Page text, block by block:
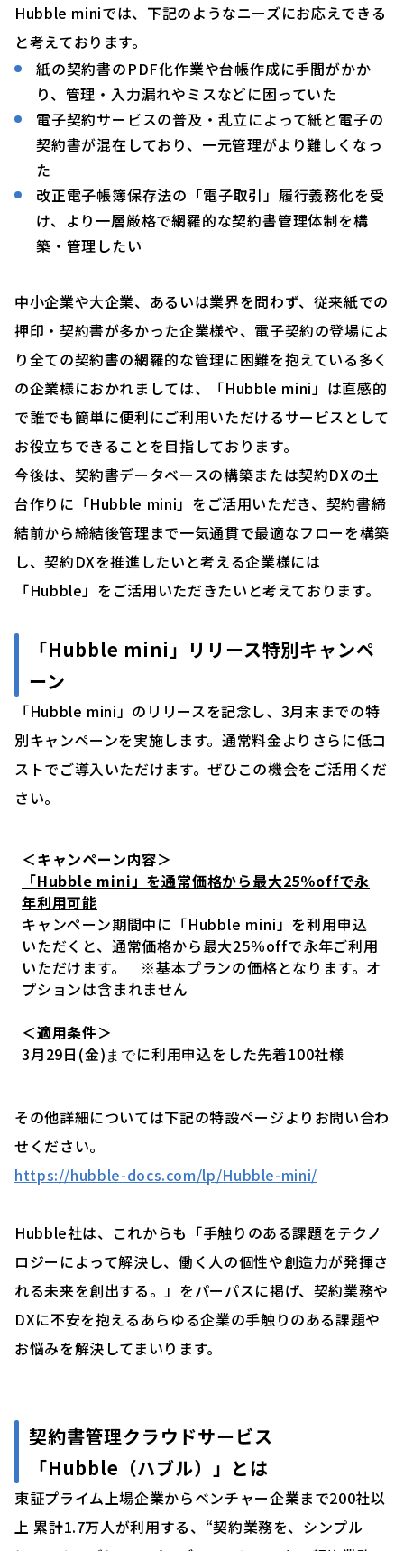
Hubble miniでは、下記のようなニーズにお応えできる
と考えております。
紙の契約書のPDF化作業や台帳作成に手間がかか
り、管理・入力漏れやミスなどに困っていた
電子契約サービスの普及・乱立によって紙と電子の
契約書が混在しており、一元管理がより難しくなっ
た
改正電子帳簿保存法の「電子取引」履行義務化を受
け、より一層厳格で網羅的な契約書管理体制を構
築・管理したい
中小企業や大企業、あるいは業界を問わず、従来紙での
押印・契約書が多かった企業様や、電子契約の登場によ
り全ての契約書の網羅的な管理に困難を抱えている多く
の企業様におかれましては、「Hubble mini」は直感的
で誰でも簡単に便利にご利用いただけるサービスとして
お役立ちできることを目指しております。
今後は、契約書データベースの構築または契約DXの土
台作りに「Hubble mini」をご活用いただき、契約書締
結前から締結後管理まで一気通貫で最適なフローを構築
し、契約DXを推進したいと考える企業様には
「Hubble」をご活用いただきたいと考えております。
「Hubble mini」リリース特別キャンペ
ーン
「Hubble mini」のリリースを記念し、3月末までの特
別キャンペーンを実施します。通常料金よりさらに低コ
ストでご導入いただけます。ぜひこの機会をご活用くだ
さい。
＜キャンペーン内容＞
「Hubble mini」を通常価格から最大25％offで永
年利用可能
キャンペーン期間中に「Hubble mini」を利用申込
いただくと、通常価格から最大25％offで永年ご利用
いただけます。 ※基本プランの価格となります。オ
プションは含まれません
＜適用条件＞
3月29日(金) までに利用申込をした先着100社様
その他詳細については下記の特設ページよりお問い合わ
せください。
https://hubble-docs.com/lp/Hubble-mini/
Hubble社は、これからも「手触りのある課題をテクノ
ロジーによって解決し、働く人の個性や創造力が発揮さ
れる未来を創出する。」をパーパスに掲げ、契約業務や
DXに不安を抱えるあらゆる企業の手触りのある課題や
お悩みを解決してまいります。
契約書管理クラウドサービス
「Hubble（ハブル）」 とは
東証プライム上場企業からベンチャー企業まで200社以
上 累計1.7万人が利用する、“契約業務を、シンプル